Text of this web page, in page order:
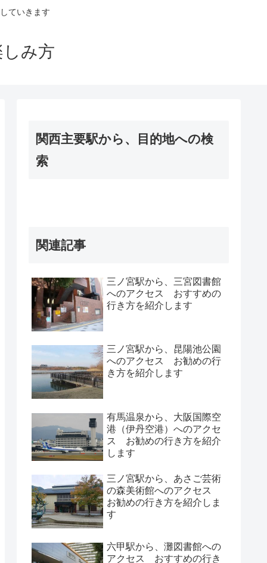
ていきます
み方
関西主要駅から、目的地への検
索
関連記事
三ノ宮駅から、三宮図書館
へのアクセス おすすめの
行き方を紹介します
三ノ宮駅から、昆陽池公園
へのアクセス お勧めの行
き方を紹介します
有馬温泉から、大阪国際空
港（伊丹空港）へのアクセ
ス お勧めの行き方を紹介
します
三ノ宮駅から、あさご芸術
の森美術館へのアクセス
お勧めの行き方を紹介しま
す
六甲駅から、灘図書館への
アクセス おすすめの行き